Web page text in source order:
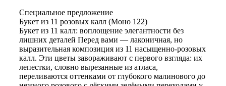
Специальное предложение
Букет из 11 розовых калл (Моно 122)
Букет из 11 калл: воплощение элегантности без
лишних деталей Перед вами — лаконичная, но
выразительная композиция из 11 насыщенно-розовых
калл. Эти цветы завораживают с первого взгляда: их
лепестки, словно вырезанные из атласа,
переливаются оттенками от глубокого малинового до